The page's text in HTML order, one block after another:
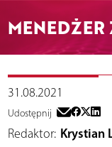
31.08.2021
Udostępnij
Redaktor: Krystian